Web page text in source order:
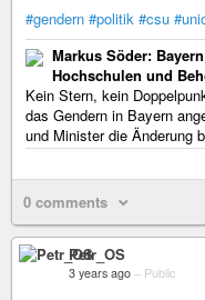
#gendern #politik #csu
Markus Söder:
Hochschulen und
Kein Stern, kein
das Gendern in Bayern
und Minister die Änderung
0 comments
Petr_OS
3 years ago – Public